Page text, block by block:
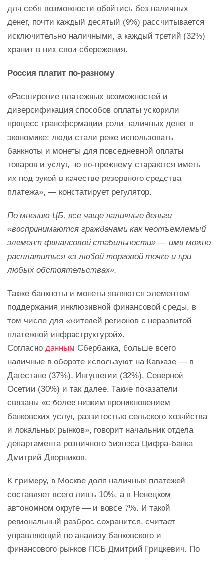
для себя возможности обойтись без наличных
денег, почти каждый десятый (9%) рассчитывается
исключительно наличными, а каждый третий (32%)
хранит в них свои сбережения.
Россия платит по-разному
«Расширение платежных возможностей и
диверсификация способов оплаты ускорили
процесс трансформации роли наличных денег в
экономике: люди стали реже использовать
банкноты и монеты для повседневной оплаты
товаров и услуг, но по-прежнему стараются иметь
их под рукой в качестве резервного средства
платежа», — констатирует регулятор.
По мнению ЦБ, все чаще наличные деньги
«воспринимаются гражданами как неотъемлемый
элемент финансовой стабильности» — ими можно
расплатиться «в любой торговой точке и при
любых обстоятельствах».
Также банкноты и монеты являются элементом
поддержания инклюзивной финансовой среды, в
том числе для «жителей регионов с неразвитой
платежной инфраструктурой».
Согласно данным Сбербанка, больше всего
наличные в обороте используют на Кавказе — в
Дагестане (37%), Ингушетии (32%), Северной
Осетии (30%) и так далее. Такие показатели
связаны «с более низким проникновением
банковских услуг, развитостью сельского хозяйства
и локальных рынков», говорит начальник отдела
департамента розничного бизнеса Цифра-банка
Дмитрий Дворников.
К примеру, в Москве доля наличных платежей
составляет всего лишь 10%, а в Ненецком
автономном округе — и вовсе 7%. И такой
региональный разброс сохранится, считает
управляющий по анализу банковского и
финансового рынков ПСБ Дмитрий Грицкевич. По